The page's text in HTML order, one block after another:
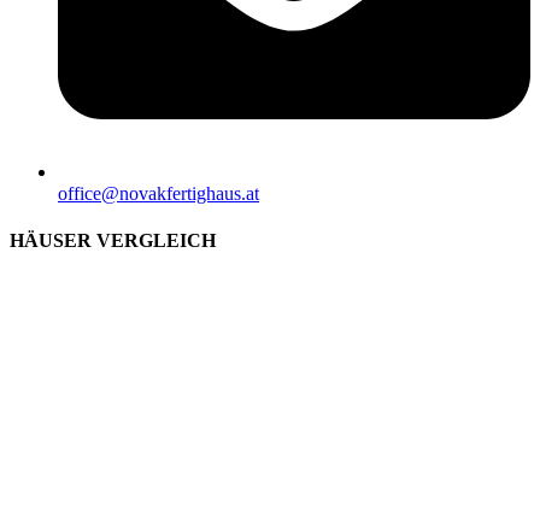
office@novakfertighaus.at
HÄUSER VERGLEICH